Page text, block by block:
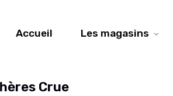
Accueil Les magasins
Crue